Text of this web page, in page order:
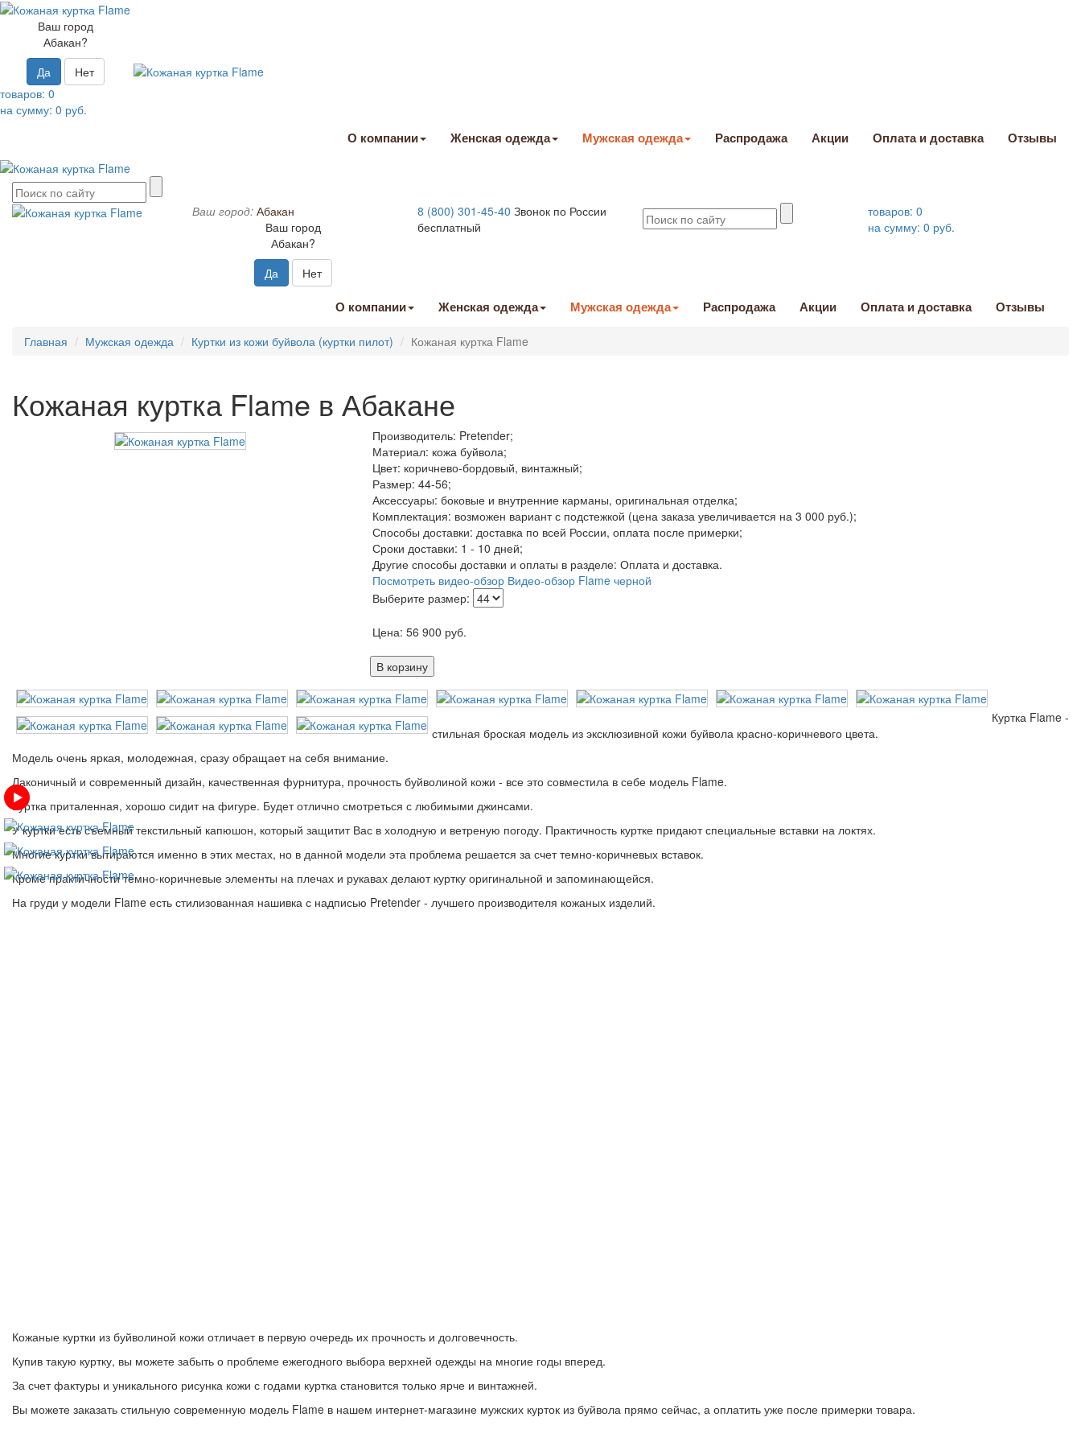
Ваш город
Абакан?
Да
Нет
товаров: 0
на сумму: 0 руб.
О компании Женская одежда Мужская одежда Распродажа Акции Оплата и доставка Отзывы
Ваш город: Абакан
Ваш город
Абакан?
Да
Нет
8 (800) 301-45-40 Звонок по России
бесплатный
товаров: 0
на сумму: 0 руб.
О компании Женская одежда Мужская одежда Распродажа Акции Оплата и доставка Отзывы
Главная Мужская одежда Куртки из кожи буйвола (куртки пилот) Кожаная куртка Flame
Кожаная куртка Flame в Абакане
Производитель: Pretender;
Материал: кожа буйвола;
Цвет: коричнево-бордовый, винтажный;
Размер: 44-56;
Аксессуары: боковые и внутренние карманы, оригинальная отделка;
Комплектация: возможен вариант с подстежкой (цена заказа увеличивается на 3 000 руб.);
Способы доставки: доставка по всей России, оплата после примерки;
Сроки доставки: 1 - 10 дней;
Другие способы доставки и оплаты в разделе: Оплата и доставка.
Посмотреть видео-обзор Видео-обзор Flame черной
Выберите размер:
Цена: 56 900 руб.
В корзину
Куртка Flame -
стильная броская модель из эксклюзивной кожи буйвола красно-коричневого цвета.
Модель очень яркая, молодежная, сразу обращает на себя внимание.
Лаконичный и современный дизайн, качественная фурнитура, прочность буйволиной кожи - все это совместила в себе модель Flame.
Куртка приталенная, хорошо сидит на фигуре. Будет отлично смотреться с любимыми джинсами.
У куртки есть съемный текстильный капюшон, который защитит Вас в холодную и ветреную погоду. Практичность куртке придают специальные вставки на локтях.
Многие куртки вытираются именно в этих местах, но в данной модели эта проблема решается за счет темно-коричневых вставок.
Кроме практичности темно-коричневые элементы на плечах и рукавах делают куртку оригинальной и запоминающейся.
На груди у модели Flame есть стилизованная нашивка с надписью Pretender - лучшего производителя кожаных изделий.
Кожаные куртки из буйволиной кожи отличает в первую очередь их прочность и долговечность.
Купив такую куртку, вы можете забыть о проблеме ежегодного выбора верхней одежды на многие годы вперед.
За счет фактуры и уникального рисунка кожи с годами куртка становится только ярче и винтажней.
Вы можете заказать стильную современную модель Flame в нашем интернет-магазине мужских курток из буйвола прямо сейчас, а оплатить уже после примерки товара.